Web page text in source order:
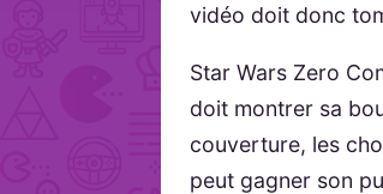
vidéo doit donc
Star Wars Zero
doit montrer sa
couverture, les
peut gagner son